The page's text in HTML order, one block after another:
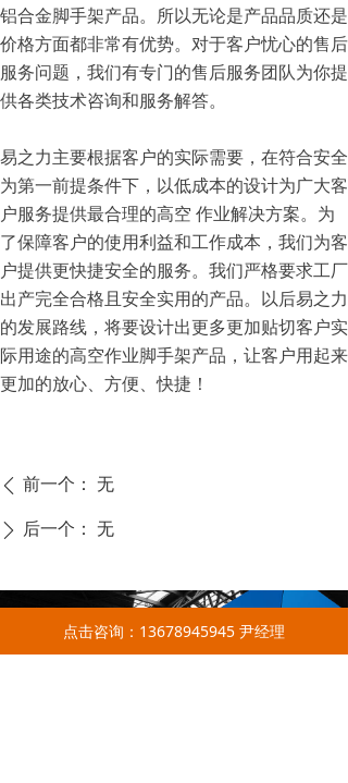
铝合金脚手架产品。所以无论是产品品质还是
价格方面都非常有优势。对于客户忧心的售后
服务问题，我们有专门的售后服务团队为你提
供各类技术咨询和服务解答。
易之力主要根据客户的实际需要，在符合安全
为第一前提条件下，以低成本的设计为广大客
户服务提供最合理的高空 作业解决方案。为
了保障客户的使用利益和工作成本，我们为客
户提供更快捷安全的服务。我们严格要求工厂
出产完全合格且安全实用的产品。以后易之力
的发展路线，将要设计出更多更加贴切客户实
际用途的高空作业脚手架产品，让客户用起来
更加的放心、方便、快捷！
ꄴ 前一个： 无
ꄲ 后一个： 无
点击咨询：13678945945 尹经理